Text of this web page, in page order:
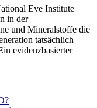
Eye Institute
in der
und Mineralstoffe die
tatsächlich
evidenzbasierter